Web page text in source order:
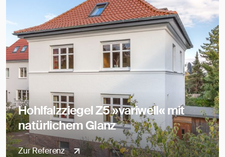
Hohlfalzziegel Z5 »variwell« mit
natürlichem Glanz
Zur Referenz